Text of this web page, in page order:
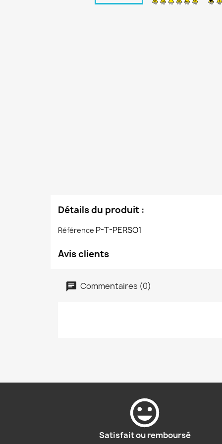
Détails du produit :
Référence P-T-PERSO1
Avis clients
Commentaires (0)
Satisfait ou remboursé